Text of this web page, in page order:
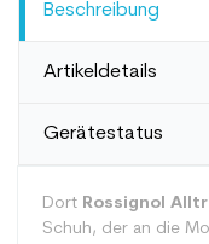
Beschreibung
Artikeldetails
Gerätestatus
Dort Rossignol
Schuh, der an die